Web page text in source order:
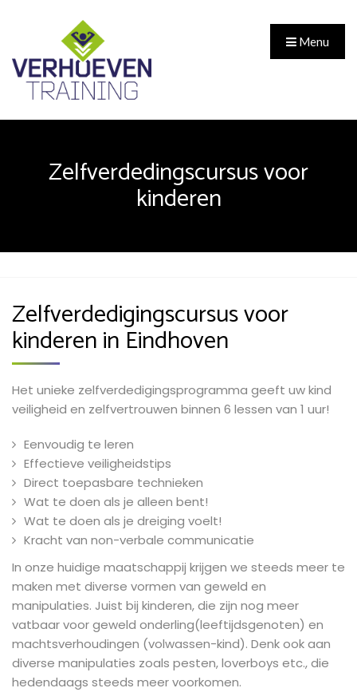
Menu
Zelfverdedingscursus voor
kinderen
Zelfverdedigingscursus voor
kinderen in Eindhoven
Het unieke zelfverdedigingsprogramma geeft uw kind
veiligheid en zelfvertrouwen binnen 6 lessen van 1 uur!
Eenvoudig te leren
Effectieve veiligheidstips
Direct toepasbare technieken
Wat te doen als je alleen bent!
Wat te doen als je dreiging voelt!
Kracht van non-verbale communicatie
In onze huidige maatschappij krijgen we steeds meer te
maken met diverse vormen van geweld en
manipulaties. Juist bij kinderen, die zijn nog meer
vatbaar voor geweld onderling(leeftijdsgenoten) en
machtsverhoudingen (volwassen-kind). Denk ook aan
diverse manipulaties zoals pesten, loverboys etc., die
hedendaags steeds meer voorkomen.